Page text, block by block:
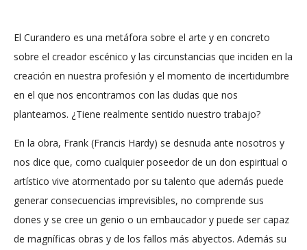
El Curandero es una metáfora sobre el arte y en concreto
sobre el creador escénico y las circunstancias que inciden en la
creación en nuestra profesión y el momento de incertidumbre
en el que nos encontramos con las dudas que nos
planteamos. ¿Tiene realmente sentido nuestro trabajo?
En la obra, Frank (Francis Hardy) se desnuda ante nosotros y
nos dice que, como cualquier poseedor de un don espiritual o
artístico vive atormentado por su talento que además puede
generar consecuencias imprevisibles, no comprende sus
dones y se cree un genio o un embaucador y puede ser capaz
de magníficas obras y de los fallos más abyectos. Además su